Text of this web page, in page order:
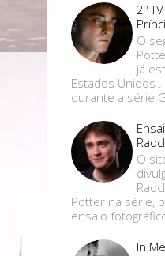
2º
O
já
Estados Unidos
durante a série
O
Potter na série,
ensaio fotográfico
In